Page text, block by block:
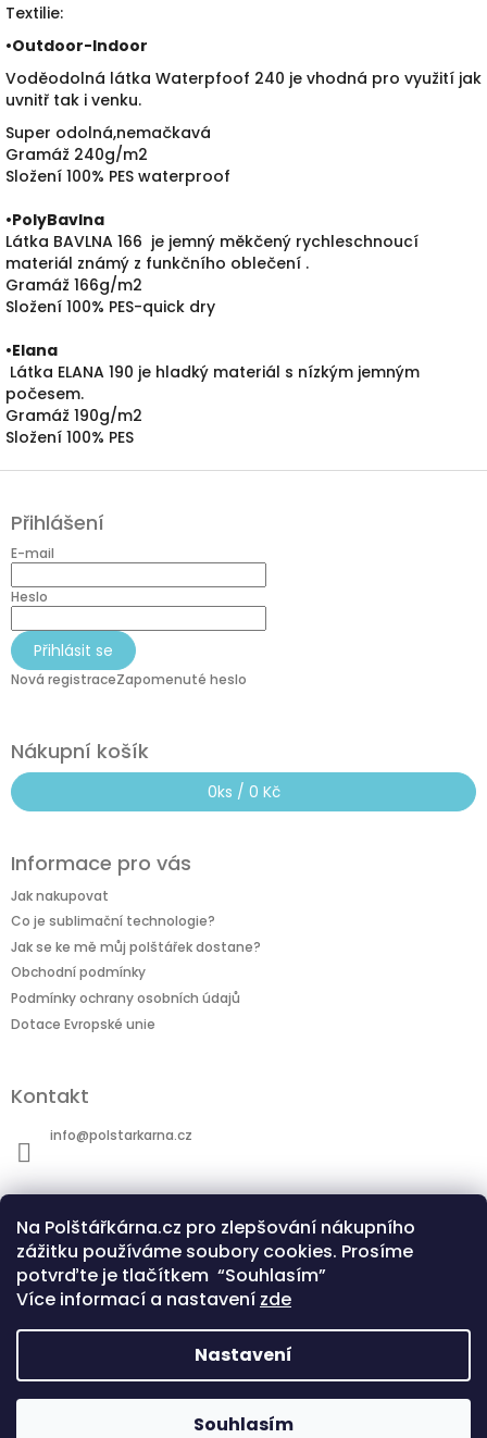
Na Polštářkárna.cz pro zlepšování nákupního
zážitku používáme soubory cookies. Prosíme
potvrďte je tlačítkem “Souhlasím”
Více informací a nastavení zde
Nastavení
Souhlasím
Textilie:
•Outdoor-Indoor
Voděodolná látka Waterpfoof 240 je vhodná pro využití jak
uvnitř tak i venku.
Super odolná,nemačkavá
Gramáž 240g/m2
Složení 100% PES waterproof
•PolyBavlna
Látka BAVLNA 166 je jemný měkčený rychleschnoucí
materiál známý z funkčního oblečení .
Gramáž 166g/m2
Složení 100% PES-quick dry
•Elana
Látka ELANA 190 je hladký materiál s nízkým jemným
počesem.
Gramáž 190g/m2
Složení 100% PES
Z
p
a
Přihlášení
E-mail
Heslo
Přihlásit se
Nová registraceZapomenuté heslo
Nákupní košík
0ks / 0 Kč
Informace pro vás
Jak nakupovat
Co je sublimační technologie?
Jak se ke mě můj polštářek dostane?
Obchodní podmínky
Podmínky ochrany osobních údajů
Dotace Evropské unie
Kontakt
info@polstarkarna.cz
Dotace Evropské unie Co je sublimační technologie?
Copyright 2026Polštářkárna.cz